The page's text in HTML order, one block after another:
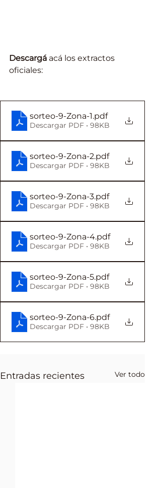
Descargá acá los extractos
oficiales:
sorteo-9-Zona-1.pdf
Descargar PDF • 98KB
sorteo-9-Zona-2.pdf
Descargar PDF • 98KB
sorteo-9-Zona-3.pdf
Descargar PDF • 98KB
sorteo-9-Zona-4.pdf
Descargar PDF • 98KB
sorteo-9-Zona-5.pdf
Descargar PDF • 98KB
sorteo-9-Zona-6.pdf
Descargar PDF • 98KB
Entradas recientes Ver todo